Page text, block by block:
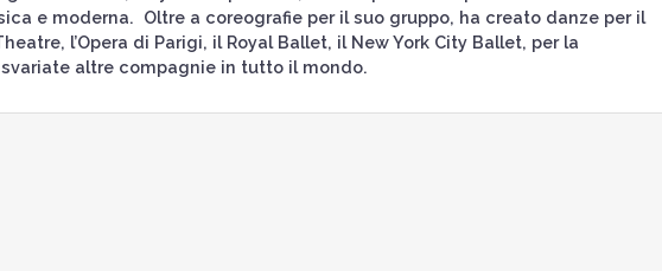
e moderna. Oltre a coreografie per il suo gruppo, ha creato danze per il
l’Opera di Parigi, il Royal Ballet, il New York City Ballet, per la
altre compagnie in tutto il mondo.